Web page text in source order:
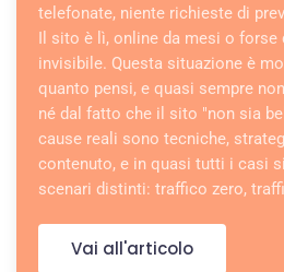
telefonate, niente richieste di
Il sito è lì, online da mesi o forse
invisibile. Questa situazione è
quanto pensi, e quasi sempre
né dal fatto che il sito "non sia
cause reali sono tecniche,
contenuto, e in quasi tutti i casi
scenari distinti: traffico zero,
Vai all'articolo